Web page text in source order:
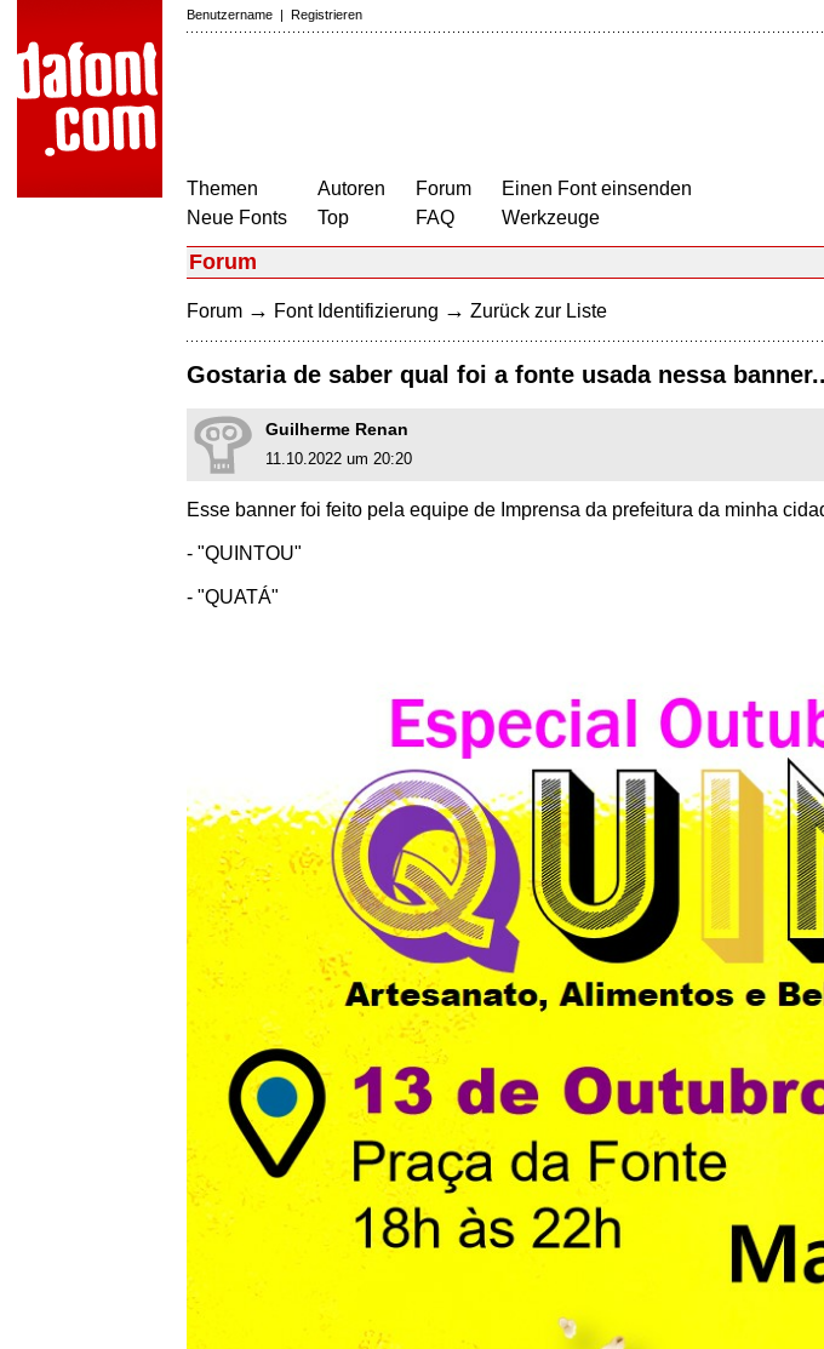
Benutzername | Registrieren
Themen
Neue Fonts
Autoren
Top
Forum
FAQ
Einen Font einsenden
Werkzeuge
Forum
Forum → Font Identifizierung → Zurück zur Liste
Gostaria de saber qual foi a fonte usada nessa banner..
Guilherme Renan
11.10.2022 um 20:20
Esse banner foi feito pela equipe de Imprensa da prefeitura da minha
- "QUINTOU"
- "QUATÁ"